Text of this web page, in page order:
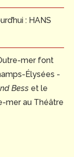
: HANS
mer font
Élysées -
Bess et le
mer au Théâtre